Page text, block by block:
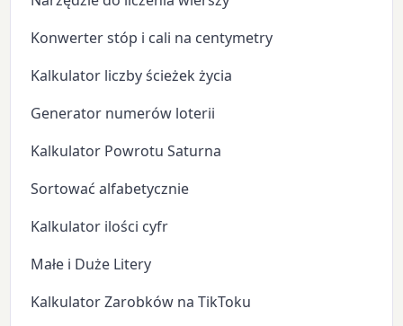
Konwerter stóp i cali na centymetry
Kalkulator liczby ścieżek życia
Generator numerów loterii
Kalkulator Powrotu Saturna
Sortować alfabetycznie
Kalkulator ilości cyfr
Małe i Duże Litery
Kalkulator Zarobków na TikToku